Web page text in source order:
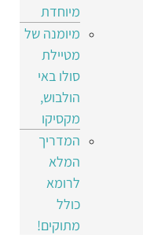
מיוחדת
מיומנה של
מטיילת
סולו באי
הולבוש,
מקסיקו
המדריך
המלא
לרומא
כולל
מתוקים!